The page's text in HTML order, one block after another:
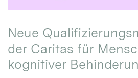
Neue
der Caritas für
kognitiver